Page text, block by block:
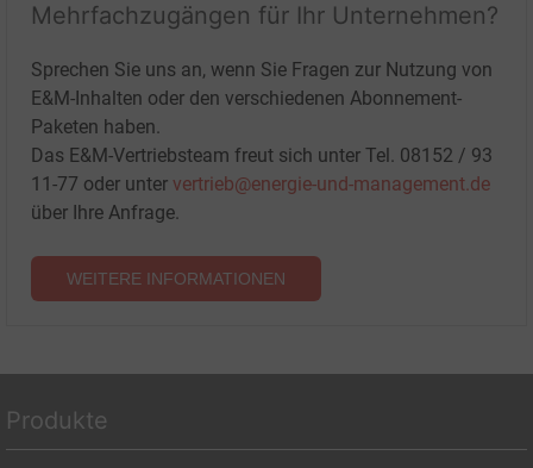
Mehrfachzugängen für Ihr Unternehmen?
Sprechen Sie uns an, wenn Sie Fragen zur Nutzung von
E&M-Inhalten oder den verschiedenen Abonnement-
Paketen haben.
Das E&M-Vertriebsteam freut sich unter Tel. 08152 / 93
11-77 oder unter vertrieb@energie-und-management.de
über Ihre Anfrage.
WEITERE INFORMATIONEN
Produkte